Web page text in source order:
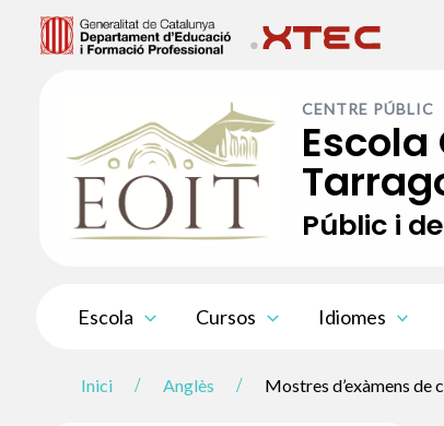
CENTRE PÚBLIC
Públic i
Escola Cursos Idiomes
Inici Anglès Mostres d’exàmens de